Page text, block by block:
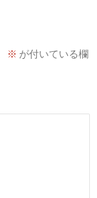
※ が付いている欄